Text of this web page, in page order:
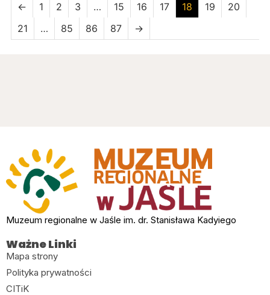
← 1 2 3 … 15 16 17 18 19
20
21
… 85 86 87 →
Muzeum regionalne w Jaśle im. dr. Stanisława Kadyiego
Ważne Linki
Mapa strony
Polityka prywatności
CITiK